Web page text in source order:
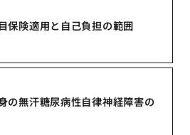
保険適用と自己負担の範囲
の無汗糖尿病性自律神経障害の